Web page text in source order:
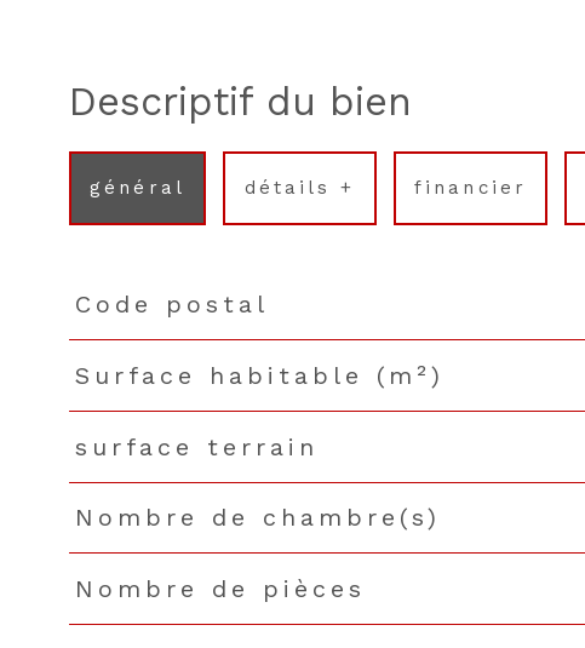
descriptif du bien
général détails + financier
TRAD_PAMPERO_Caracteristique
Code postal
Surface habitable (m²)
surface terrain
Nombre de chambre(s)
Nombre de pièces